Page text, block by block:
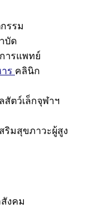
รรม
บัด
ารแพทย์
ร คลินิก
สัตว์เล็กจุฬาฯ
ริมสุขภาวะผู้สูง
งคม